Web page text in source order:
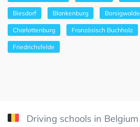
Biesdorf Blankenburg Borsigwalde
Charlottenburg Französisch Buchholz
Friedrichsfelde
Driving schools in Belgium